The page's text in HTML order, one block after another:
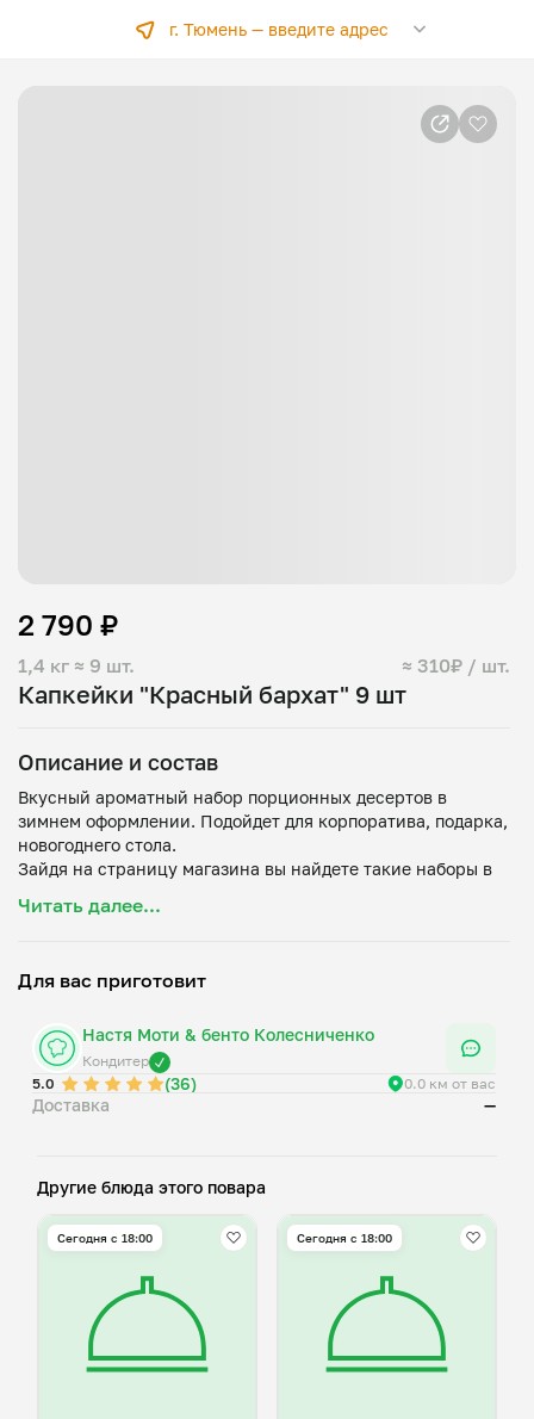
г. Тюмень — введите адрес
Капкейки "Красный бархат" 9 шт
1,4 кг ≈ 9 шт. ≈ 310₽ / шт.
2 790 ₽
Описание и состав
Вкусный ароматный набор порционных десертов в
зимнем оформлении. Подойдет для корпоратива, подарка,
новогоднего стола.
Зайдя на страницу магазина вы найдете такие наборы в
Мука, растительное масло, сливочное масло, сахар, яйца,
В декоре использован свежий розмарин, голубика и
Читать далее...
Для вас приготовит
Настя Моти & бенто Колесниченко
Кондитер
5.0
(36) 0.0 км от вас
Доставка —
Другие блюда этого повара
Сегодня с 18:00 Сегодня с 18:00